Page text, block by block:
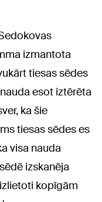
izmantota
tiesas sēdes
esot iztērēta
ka šie
tiesas sēdes es
visa nauda
izskanēja
kopīgām